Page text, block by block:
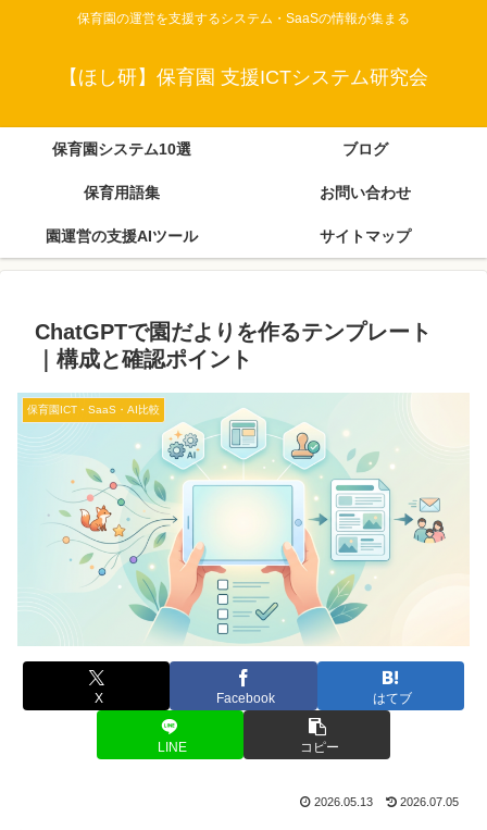
保育園の運営を支援するシステム・SaaSの情報が集まる
【ほし研】保育園 支援ICTシステム研究会
保育園システム10選 ブログ
保育用語集 お問い合わせ
園運営の支援AIツール サイトマップ
ChatGPTで園だよりを作るテンプレート
｜構成と確認ポイント
保育園ICT・SaaS・AI比較
X Facebook はてブ
LINE コピー
2026.05.13 2026.07.05